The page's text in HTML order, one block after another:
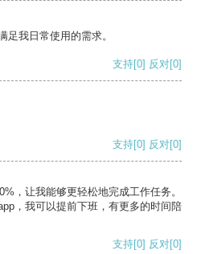
足我日常使用的需求。
支持[0] 反对[0]
支持[0] 反对[0]
，让我能够更轻松地完成工作任务。
，我可以提前下班，有更多的时间陪
支持[0] 反对[0]